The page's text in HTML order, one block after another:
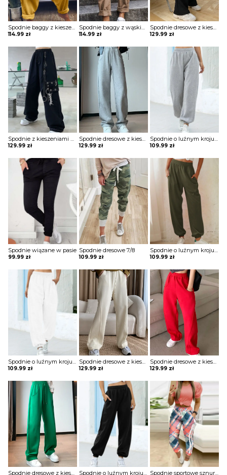
Spodnie baggy z kieszeniami
114.99 zł
Spodnie baggy z wąskimi nogawkami
114.99 zł
Spodnie dresowe z kieszeniami
129.99 zł
Spodnie z kieszeniami z nitami i łańcuchami
129.99 zł
Spodnie dresowe z kieszeniami
129.99 zł
Spodnie o luźnym kroju z gumką w pasie
109.99 zł
Spodnie wiązane w pasie
99.99 zł
Spodnie dresowe 7/8
109.99 zł
Spodnie o luźnym kroju z gumką w pasie
109.99 zł
Spodnie o luźnym kroju z gumką w pasie
109.99 zł
Spodnie dresowe z kieszeniami
129.99 zł
Spodnie dresowe z kieszeniami
129.99 zł
Spodnie dresowe z kieszeniami Spodnie o luźnym kroju z gumką w pasie Spodnie sportowe sznurowane w pasie